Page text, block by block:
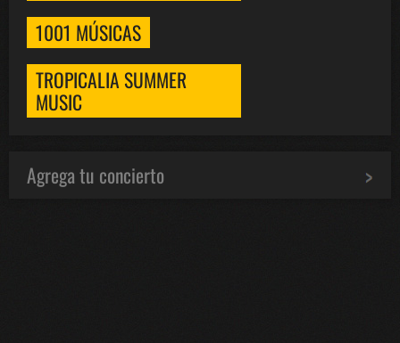
1001 MÚSICAS
TROPICALIA SUMMER
MUSIC
Agrega tu concierto